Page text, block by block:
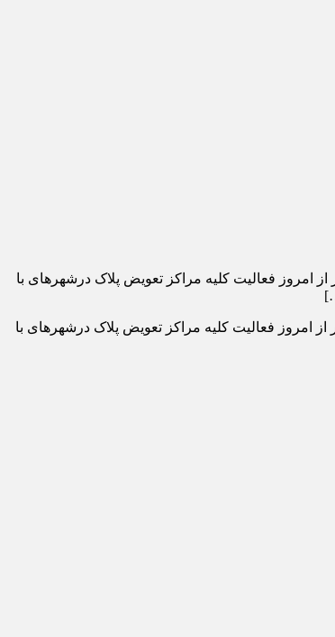
امروز فعالیت کلیه مراکز تعویض پلاک درشهر‌های با
امروز فعالیت کلیه مراکز تعویض پلاک درشهر‌های با